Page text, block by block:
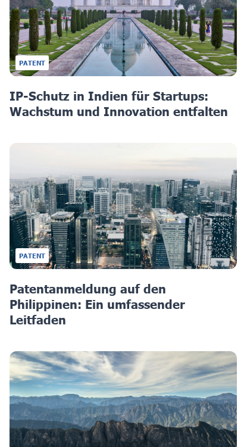
PATENT
IP-Schutz in Indien für Startups:
Wachstum und Innovation entfalten
PATENT
Patentanmeldung auf den
Philippinen: Ein umfassender
Leitfaden